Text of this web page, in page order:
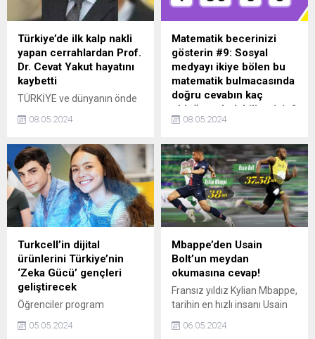
Türkiye’de ilk kalp nakli
yapan cerrahlardan Prof.
Dr. Cevat Yakut hayatını
kaybetti
TÜRKİYE ve dünyanın önde
Koşuyolu Yüksek İhtisas
Hastanesi Kurucu Başhekimi
Prof. Dr. Cevat Yakut, 82
yaşında hayatını kaybetti.
08.05.2024
Matematik becerinizi
gösterin #9: Sosyal
medyayı ikiye bölen bu
matematik bulmacasında
doğru cevabın kaç
olduğunu bulabilir misin?
Beyninizi harekete
oluğunu bulmanız için
hazırlanan bu matematik
zeka testi bulmacası, sosyal
medyayı ikiye böldü.
Bakalım siz doğru cevabın
kaç olduğunu bularak hatalı
cevap verenlerin arasından
sıyrılabilecek misiniz?
08.05.2024
Turkcell’in dijital
ürünlerini Türkiye’nin
‘Zeka Gücü’ gençleri
geliştirecek
Öğrenciler program
şirket çalışanlarının verdiği
05.05.2024
Mbappe’den Usain
Bolt’un meydan
okumasına cevap!
Fransız yıldız Kylian Mbappe,
tarihin en hızlı insanı Usain
kabul etti.
06.05.2024